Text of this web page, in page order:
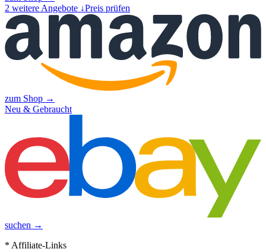
2 weitere Angebote ↓Preis prüfen
zum Shop →
Neu & Gebraucht
suchen →
* Affiliate-Links